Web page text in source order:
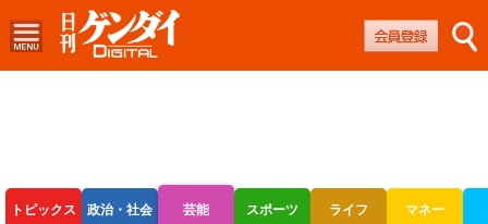
トピックス 政治・社会 芸能 スポーツ ライフ マネー